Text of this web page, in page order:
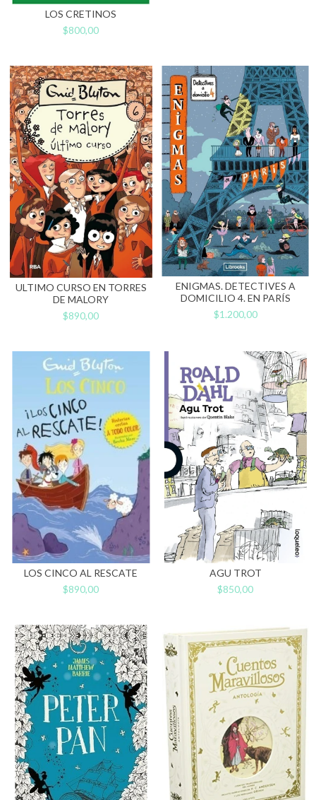
LOS CRETINOS
$800,00
ULTIMO CURSO EN TORRES
DE MALORY
$890,00
ENIGMAS. DETECTIVES A
DOMICILIO 4. EN PARÍS
$1.200,00
LOS CINCO AL RESCATE
$890,00
AGU TROT
$850,00